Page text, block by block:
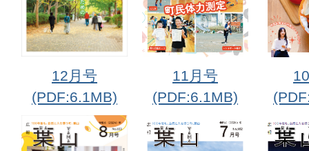
12月号
(PDF:6.1MB)
11月号
(PDF:6.1MB)